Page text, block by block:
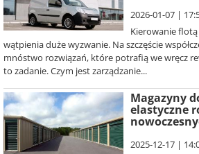
2026-01-07 |
Kierowanie
wątpienia duże wyzwanie. Na szczęście
mnóstwo rozwiązań, które potrafią we wręcz
to zadanie. Czym jest zarządzanie...
Magazyny
elastyczne
2025-12-17 |